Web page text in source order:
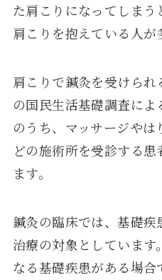
た肩こりになってしま
肩こりを抱えている人が
肩こりで鍼灸を受けら
の国民生活基礎調査に
のうち、マッサージや
どの施術所を受診する
ます。
鍼灸の臨床では、基礎
治療の対象としています
なる基礎疾患がある場